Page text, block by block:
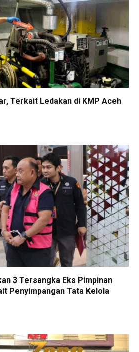
Terkait Ledakan di KMP Aceh
3 Tersangka Eks Pimpinan
Penyimpangan Tata Kelola